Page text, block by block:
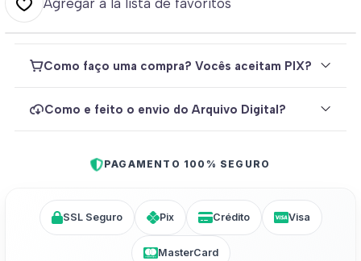
Agregar a la lista de favoritos
Como faço uma compra? Vocês aceitam PIX?
Como e feito o envio do Arquivo Digital?
PAGAMENTO 100% SEGURO
SSL Seguro Pix Crédito Visa
MasterCard